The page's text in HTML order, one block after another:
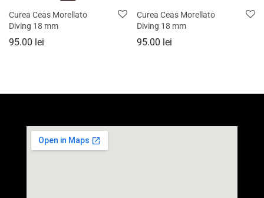
Curea Ceas Morellato
Diving 18 mm
95.00 lei
Curea Ceas Morellato
Diving 18 mm
95.00 lei